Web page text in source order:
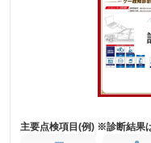
詳細は鑑定書
※グー鑑定は保証サービスで
および表示項目が異なる場
す。車両情報等の詳細は各販
主要点検項目(例) ※診断結果